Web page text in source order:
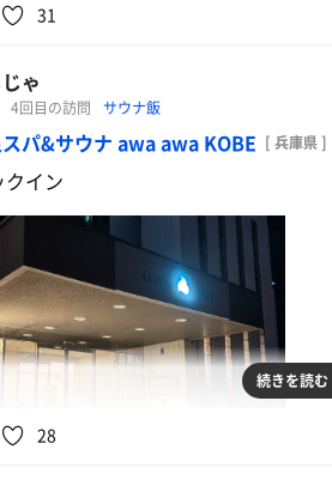
車場 4台
利用可(日曜は終日利用可)
門店color駐車場 4台
利用可(日曜は終日利用可)
31
ゃ
4回目の訪問 サウナ飯
パ&サウナ awa awa KOBE [ 兵庫県 ]
クイン
続きを読む
28